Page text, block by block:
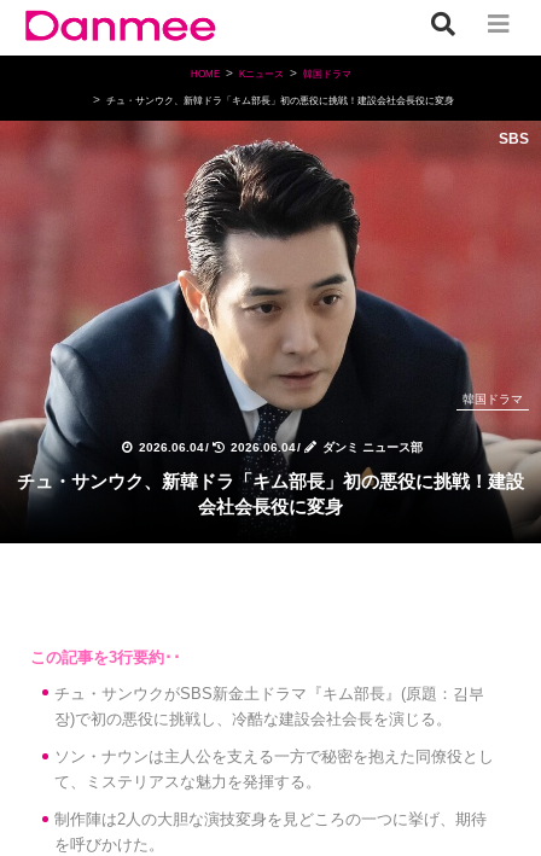
HOME Kニュース 韓国ドラマ
チュ・サンウク、新韓ドラ「キム部長」初の悪役に挑戦！建設会社会長役に変身
SBS
2026.06.04/ 2026.06.04/ ダンミ ニュース部
韓国ドラマ
チュ・サンウク、新韓ドラ「キム部長」初の悪役に挑戦！建設
会社会長役に変身
チュ・サンウクがSBS新金土ドラマ『キム部長』(原題：김부
장)で初の悪役に挑戦し、冷酷な建設会社会長を演じる。
ソン・ナウンは主人公を支える一方で秘密を抱えた同僚役とし
て、ミステリアスな魅力を発揮する。
制作陣は2人の大胆な演技変身を見どころの一つに挙げ、期待
を呼びかけた。